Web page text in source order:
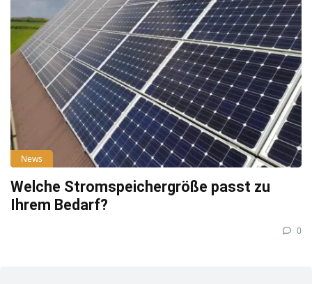
News
Welche Stromspeichergröße passt zu
Ihrem Bedarf?
0